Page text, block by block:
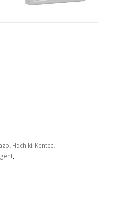
, Hochiki, Kentec,
,